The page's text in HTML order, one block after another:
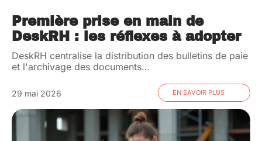
Première prise en main de
DeskRH : les réflexes à adopter
DeskRH centralise la distribution des bulletins de paie
et l'archivage des documents…
29 mai 2026 EN SAVOIR PLUS